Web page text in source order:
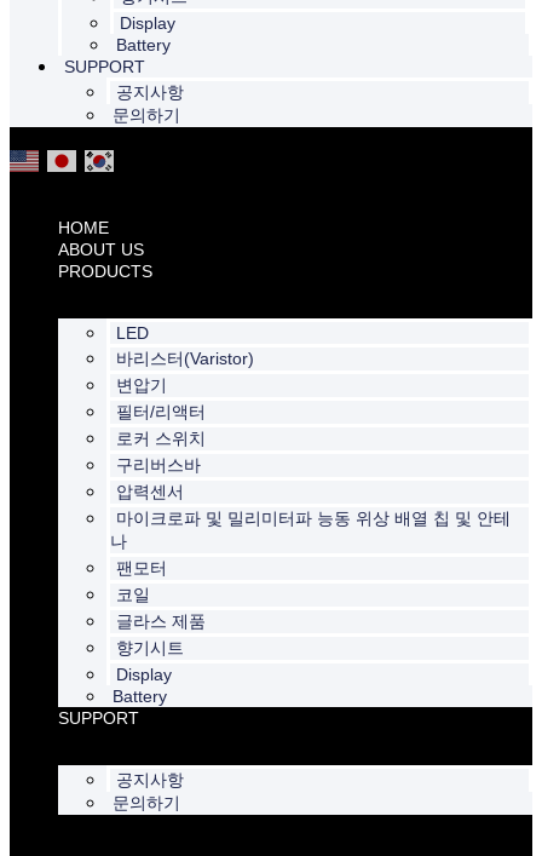
Display
Battery
SUPPORT
공지사항
문의하기
HOME
ABOUT US
PRODUCTS
LED
바리스터(Varistor)
변압기
필터/리액터
로커 스위치
구리버스바
압력센서
마이크로파 및 밀리미터파 능동 위상 배열 칩 및 안테
나
팬모터
코일
글라스 제품
향기시트
Display
Battery
SUPPORT
공지사항
문의하기